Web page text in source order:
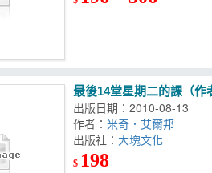
最後14堂星期二的課（
出版日期：2010-08-13
作者：米奇．艾爾邦
出版社：
$ 198